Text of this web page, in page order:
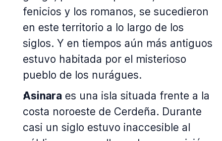
fenicios y los romanos, se sucedieron
en este territorio a lo largo de los
siglos. Y en tiempos aún más antiguos
estuvo habitada por el misterioso
pueblo de los nurágues.
Asinara es una isla situada frente a la
costa noroeste de Cerdeña. Durante
casi un siglo estuvo inaccesible al